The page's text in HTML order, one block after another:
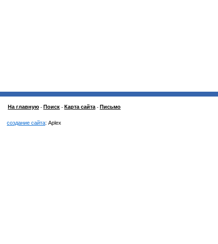
На главную - Поиск - Карта сайта - Письмо
создание сайта: Aplex